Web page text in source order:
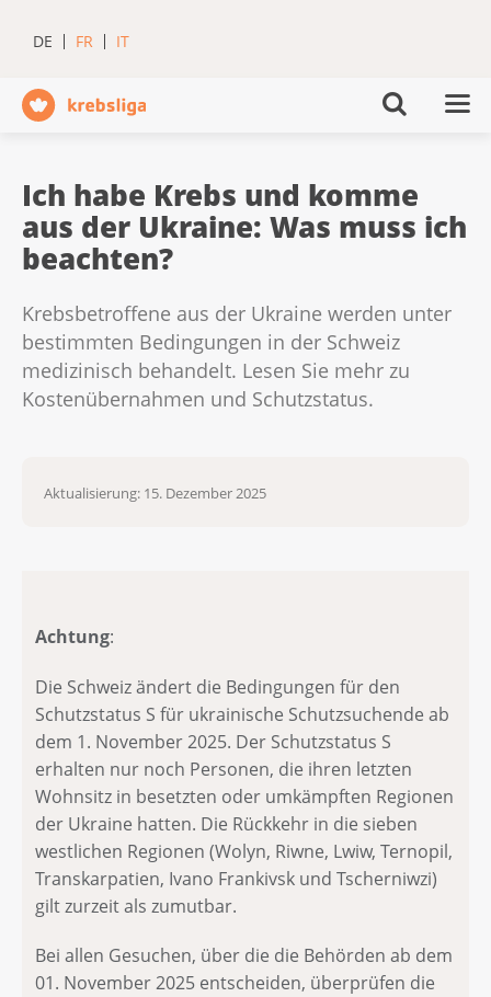
DE FR IT
Ich habe Krebs und komme
aus der Ukraine: Was muss ich
beachten?
Krebsbetroffene aus der Ukraine werden unter
bestimmten Bedingungen in der Schweiz
medizinisch behandelt. Lesen Sie mehr zu
Kostenübernahmen und Schutzstatus.
Aktualisierung: 15. Dezember 2025
Achtung:
Die Schweiz ändert die Bedingungen für den
Schutzstatus S für ukrainische Schutzsuchende ab
dem 1. November 2025. Der Schutzstatus S
erhalten nur noch Personen, die ihren letzten
Wohnsitz in besetzten oder umkämpften Regionen
der Ukraine hatten. Die Rückkehr in die sieben
westlichen Regionen (Wolyn, Riwne, Lwiw, Ternopil,
Transkarpatien, Ivano Frankivsk und Tscherniwzi)
gilt zurzeit als zumutbar.
Bei allen Gesuchen, über die die Behörden ab dem
01. November 2025 entscheiden, überprüfen die